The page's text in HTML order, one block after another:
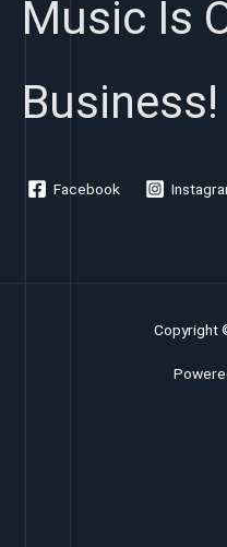
Music Is
Business!
Facebook
Copyright